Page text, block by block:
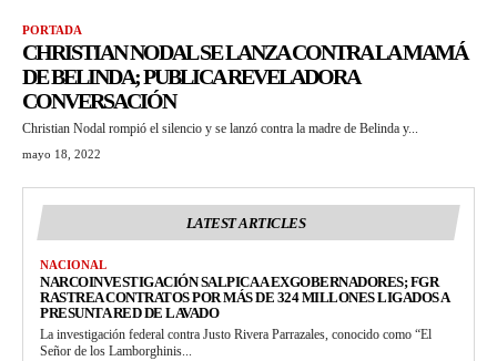
PORTADA
CHRISTIAN NODAL SE LANZA CONTRA LA MAMÁ
DE BELINDA; PUBLICA REVELADORA
CONVERSACIÓN
Christian Nodal rompió el silencio y se lanzó contra la madre de Belinda y...
mayo 18, 2022
LATEST ARTICLES
NACIONAL
NARCOINVESTIGACIÓN SALPICA A EXGOBERNADORES; FGR
RASTREA CONTRATOS POR MÁS DE 324 MILLONES LIGADOS A
PRESUNTA RED DE LAVADO
La investigación federal contra Justo Rivera Parrazales, conocido como “El
Señor de los Lamborghinis...